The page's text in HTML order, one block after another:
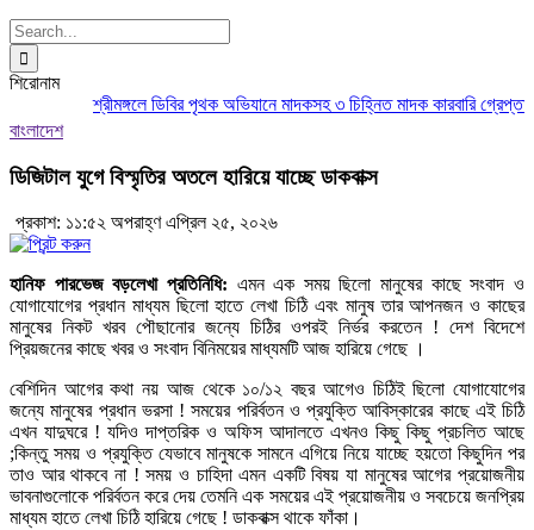
Search
for:
শিরোনাম
শ্রীমঙ্গলে ডিবির পৃথক অভিযানে মাদকসহ ৩ চিহ্নিত মাদক কারবারি গ্রেপ্তার
বাংলাদেশ
ডিজিটাল যুগে বিস্মৃতির অতলে হারিয়ে যাচ্ছে ডাকবাক্স
প্রকাশ: ১১:৫২ অপরাহ্ণ এপ্রিল ২৫, ২০২৬
হানিফ পারভেজ বড়লেখা প্রতিনিধি: এমন এক সময় ছিলো মানুষের কাছে সংবাদ ও
যোগাযোগের প্রধান মাধ্যম ছিলো হাতে লেখা চিঠি এবং মানুষ তার আপনজন ও কাছের
মানুষের নিকট খরব পৌছানোর জন্যে চিঠির ওপরই নির্ভর করতেন ! দেশ বিদেশে
প্রিয়জনের কাছে খবর ও সংবাদ বিনিময়ের মাধ্যমটি আজ হারিয়ে গেছে ।
বেশিদিন আগের কথা নয় আজ থেকে ১০/১২ বছর আগেও চিঠিই ছিলো যোগাযোগের
জন্যে মানুষের প্রধান ভরসা ! সময়ের পরির্বতন ও প্রযুক্তি আবিস্কারের কাছে এই চিঠি
এখন যাদুঘরে ! যদিও দাপ্তরিক ও অফিস আদালতে এখনও কিছু কিছু প্রচলিত আছে
;কিন্তু সময় ও প্রযুক্তি যেভাবে মানুষকে সামনে এগিয়ে নিয়ে যাচ্ছে হয়তো কিছুদিন পর
তাও আর থাকবে না ! সময় ও চাহিদা এমন একটি বিষয় যা মানুষের আগের প্রয়োজনীয়
ভাবনাগুলোকে পরির্বতন করে দেয় তেমনি এক সময়ের এই প্রয়োজনীয় ও সবচেয়ে জনপ্রিয়
মাধ্যম হাতে লেখা চিঠি হারিয়ে গেছে ! ডাকবাক্স থাকে ফাঁকা।